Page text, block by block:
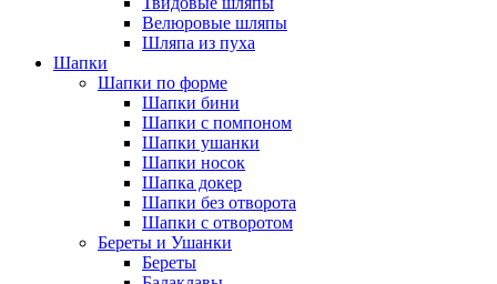
Велюровые шляпы
Шляпа из пуха
Шапки
Шапки по форме
Шапки бини
Шапки с помпоном
Шапки ушанки
Шапки носок
Шапка докер
Шапки без отворота
Шапки с отворотом
Береты и Ушанки
Береты